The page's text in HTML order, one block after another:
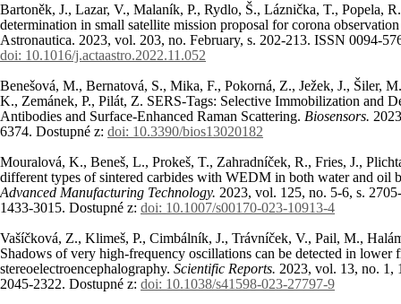
Bartoněk, J., Lazar, V., Malaník, P., Rydlo, Š., Láznička, T., Popela,
determination in small satellite mission proposal for corona
Astronautica. 2023, vol. 203, no. February, s. 202-213. ISSN 0094-
doi: 10.1016/j.actaastro.2022.11.052
Benešová, M., Bernatová, S., Mika, F., Pokorná, Z., Ježek, J., Šiler,
K., Zemánek, P., Pilát, Z. SERS-Tags: Selective Immobilization and
Antibodies and Surface-Enhanced Raman Scattering. Biosensors.
6374. Dostupné z: doi: 10.3390/bios13020182
Mouralová, K., Beneš, L., Prokeš, T., Zahradníček, R., Fries, J.,
different types of sintered carbides with WEDM in both water and oil
Advanced Manufacturing Technology. 2023, vol. 125, no. 5-6, s.
1433-3015. Dostupné z: doi: 10.1007/s00170-023-10913-4
Vašíčková, Z., Klimeš, P., Cimbálník, J., Trávníček, V., Pail, M.,
Shadows of very high-frequency oscillations can be detected in lower
stereoelectroencephalography. Scientific Reports. 2023, vol. 13, no. 1,
2045-2322. Dostupné z: doi: 10.1038/s41598-023-27797-9